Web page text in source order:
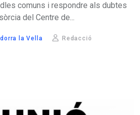
comuns i respondre als dubtes
del Centre de...
la Vella Redacció